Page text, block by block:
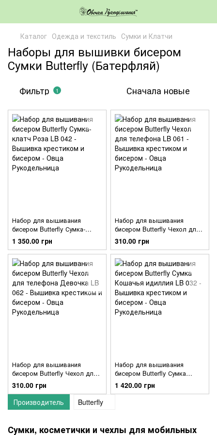
Каталог Одежда и текстиль Сумки и Клатчи
Наборы для вышивки бисером
Сумки Butterfly (Батерфляй)
Фильтр 1 Сначала новые
Набор для вышивания
бисером Butterfly Сумка-
клатч Роза LB 042
1 350.00 грн
Набор для вышивания
бисером Butterfly Чехол для
телефона LB 061
310.00 грн
Набор для вышивания
бисером Butterfly Чехол для
телефона Девочка LB 062
310.00 грн
Набор для вышивания
бисером Butterfly Сумка
Кошачья идиллия LB 032
1 420.00 грн
Сумки, косметички и чехлы для мобильных
Производитель Butterfly